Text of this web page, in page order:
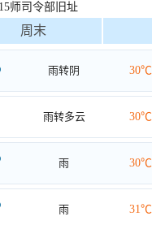
师司令部旧址
周末
雨转阴 30℃
雨转多云 30℃
雨 30℃
雨 31℃